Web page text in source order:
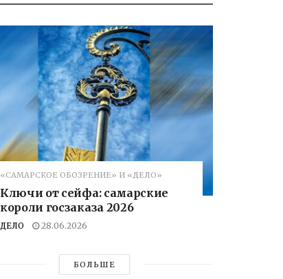
«САМАРСКОЕ ОБОЗРЕНИЕ» И «ДЕЛО»
Ключи от сейфа: самарские
короли госзаказа 2026
ДЕЛО 28.06.2026
БОЛЬШЕ